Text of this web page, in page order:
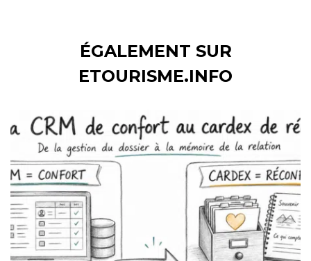
ÉGALEMENT SUR
ETOURISME.INFO